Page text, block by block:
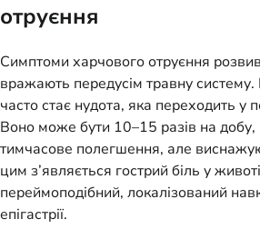
отруєння
Симптоми харчового отруєння
вражають передусім травну
часто стає нудота, яка переходить у
Воно може бути 10–15 разів на добу,
тимчасове полегшення, але
цим з’являється гострий біль у
переймоподібний, локалізований
епігастрії.